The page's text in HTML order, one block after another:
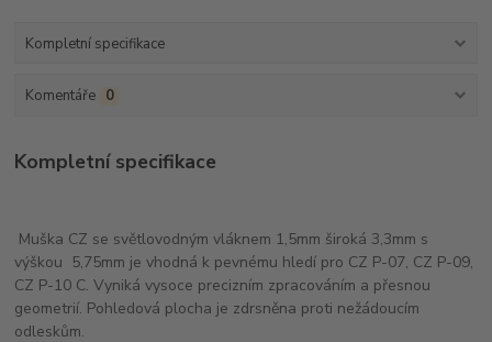
Kompletní specifikace
Komentáře 0
Kompletní specifikace
Muška CZ se světlovodným vláknem 1,5mm široká 3,3mm s
výškou 5,75mm je vhodná k pevnému hledí pro CZ P-07, CZ P-09,
CZ P-10 C. Vyniká vysoce precizním zpracováním a přesnou
geometrií. Pohledová plocha je zdrsněna proti nežádoucím
odleskům.